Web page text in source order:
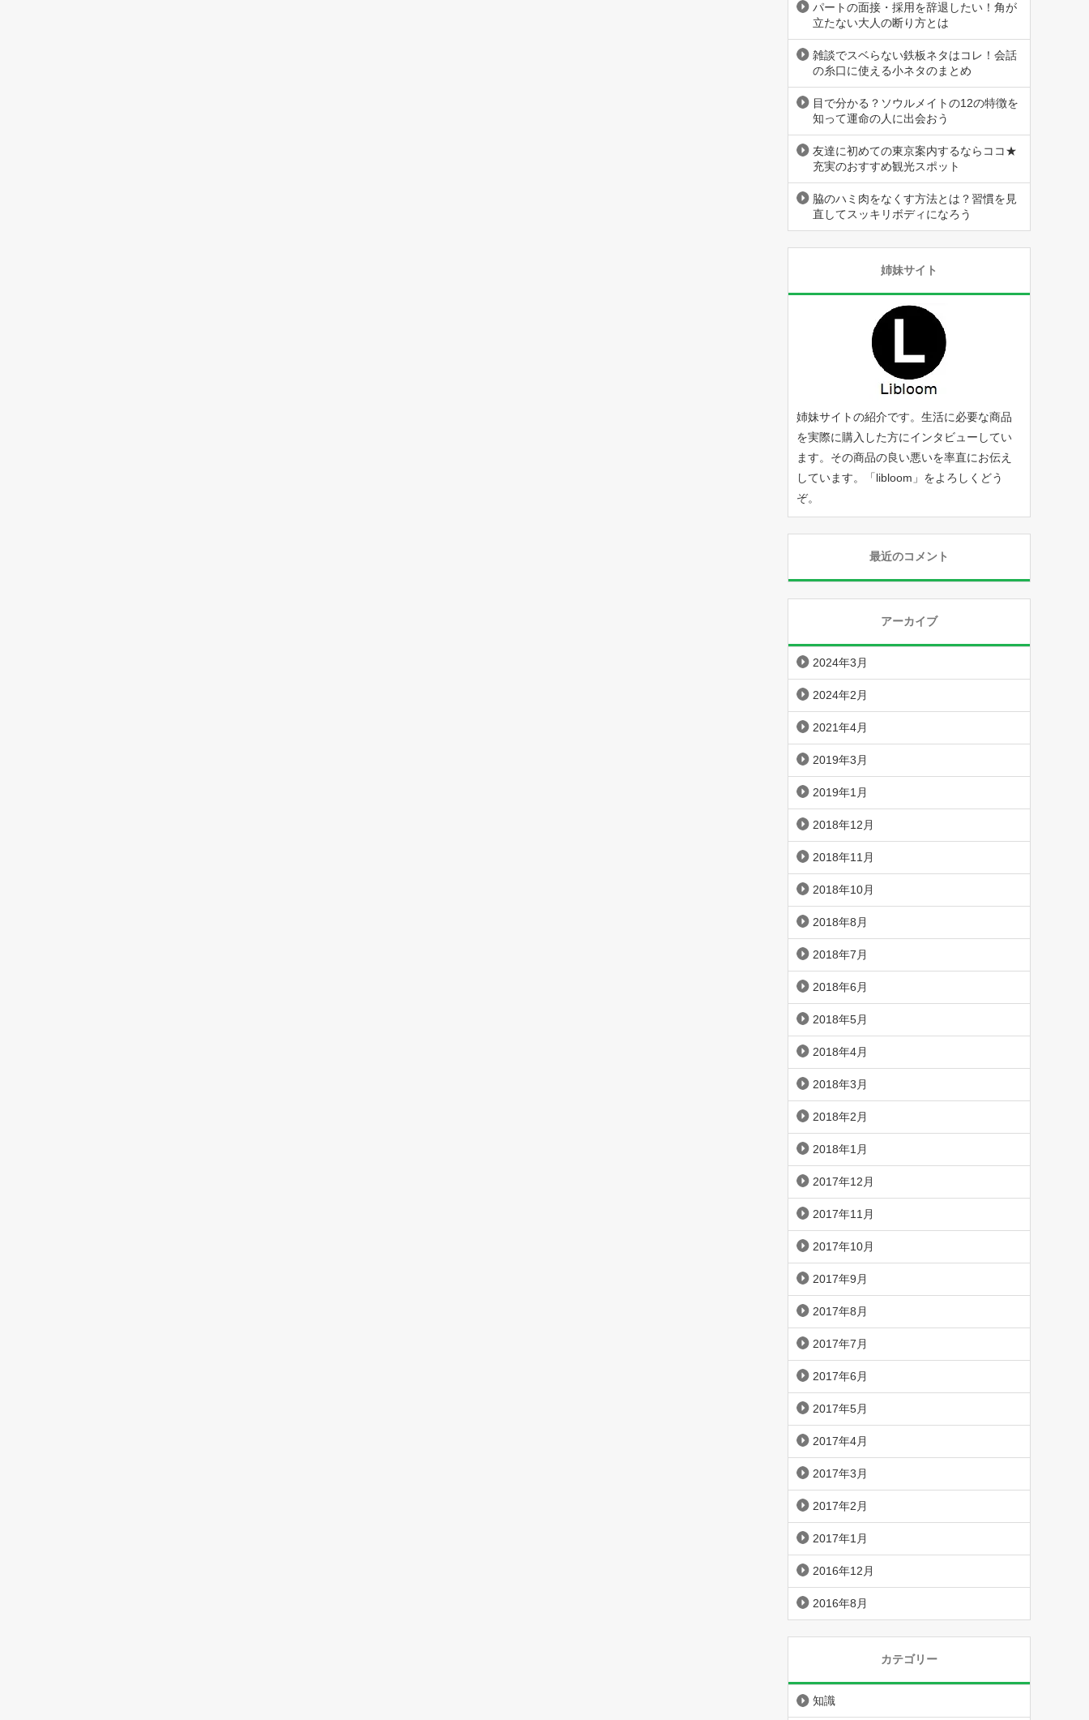
パートの面接・採用を辞退したい！角が
立たない大人の断り方とは
雑談でスベらない鉄板ネタはコレ！会話
の糸口に使える小ネタのまとめ
目で分かる？ソウルメイトの12の特徴を
知って運命の人に出会おう
友達に初めての東京案内するならココ★
充実のおすすめ観光スポット
脇のハミ肉をなくす方法とは？習慣を見
直してスッキリボディになろう
姉妹サイト
姉妹サイトの紹介です。生活に必要な商品
を実際に購入した方にインタビューしてい
ます。その商品の良い悪いを率直にお伝え
しています。「libloom 」をよろしくどう
ぞ。
最近のコメント
アーカイブ
2024年3月
2024年2月
2021年4月
2019年3月
2019年1月
2018年12月
2018年11月
2018年10月
2018年8月
2018年7月
2018年6月
2018年5月
2018年4月
2018年3月
2018年2月
2018年1月
2017年12月
2017年11月
2017年10月
2017年9月
2017年8月
2017年7月
2017年6月
2017年5月
2017年4月
2017年3月
2017年2月
2017年1月
2016年12月
2016年8月
カテゴリー
知識